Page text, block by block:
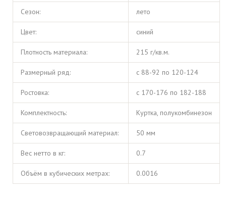
Сезон: лето
Цвет: синий
Плотность материала: 215 г/кв.м.
Размерный ряд: с 88-92 по 120-124
Ростовка: с 170-176 по 182-188
Комплектность: Куртка, полукомбинезон
Световозвращающий материал: 50 мм
Вес нетто в кг: 0.7
Объём в кубических метрах: 0.0016